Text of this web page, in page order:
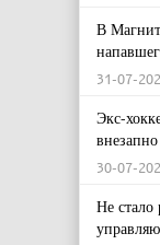
В
31-07-
Экс-
30-07-
Не стало